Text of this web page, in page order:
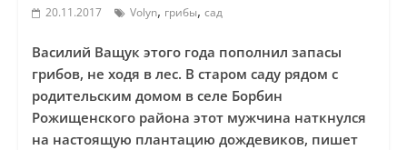
20.11.2017 Volyn, грибы, сад
Василий Ващук этого года пополнил запасы
грибов, не ходя в лес. В старом саду рядом с
родительским домом в селе Борбин
Рожищенского района этот мужчина наткнулся
на настоящую плантацию дождевиков, пишет